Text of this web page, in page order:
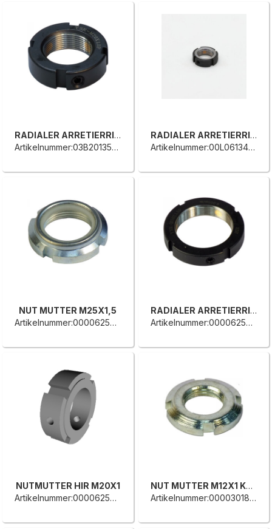
RADIALER ARRETIERRING
Artikelnummer:03B2013581A
RADIALER ARRETIERRING
Artikelnummer:00L0613431F
NUT MUTTER M25X1,5
Artikelnummer:0000625908D
RADIALER ARRETIERRING
Artikelnummer:0000625527E
NUTMUTTER HIR M20X1
Artikelnummer:0000625526C
NUT MUTTER M12X1 KM1
Artikelnummer:0000301887F